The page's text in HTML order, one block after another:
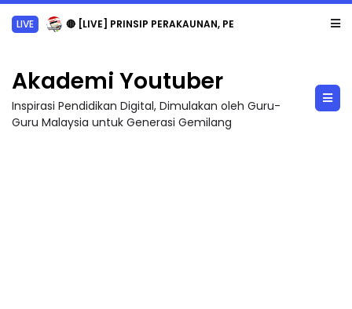
LIVE 🔴 [LIVE] PRINSIP PERAKAUNAN, PECUT SKOR SOALAN 1 TRIAL OLEH CIKGU WAN...
Akademi Youtuber
Inspirasi Pendidikan Digital, Dimulakan oleh Guru-
Guru Malaysia untuk Generasi Gemilang